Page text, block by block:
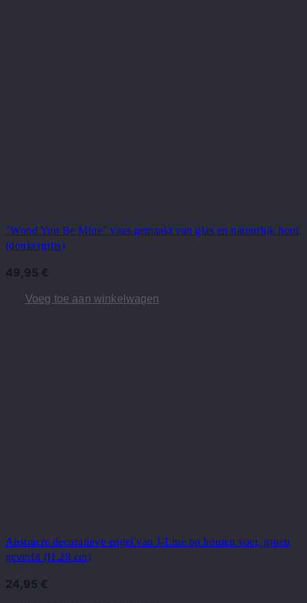
"Wood You Be Mine" vaas gemaakt van glas en natuurlijk hout
(donkergrijs)
49,95 €
Voeg toe aan winkelwagen
Abstracte decoratieve engel van J-Line op houten voet, groen
geverfd (H.28 cm)
24,95 €